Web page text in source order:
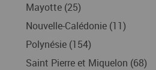
Mayotte (25)
Nouvelle-Calédonie (11)
Polynésie (154)
Saint Pierre et Miquelon (68)